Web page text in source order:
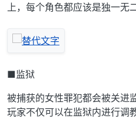
上，每个角色都应该是独一无
■监狱
被捕获的女性罪犯都会被关进
玩家不仅可以在监狱内进行调教